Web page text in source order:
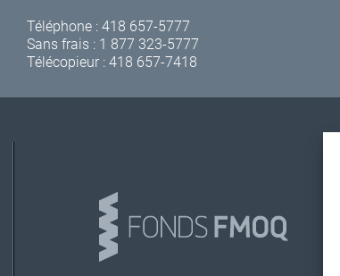
Téléphone :418 657-5777
Sans frais : 1 877 323-5777
Télécopieur : 418 657-7418